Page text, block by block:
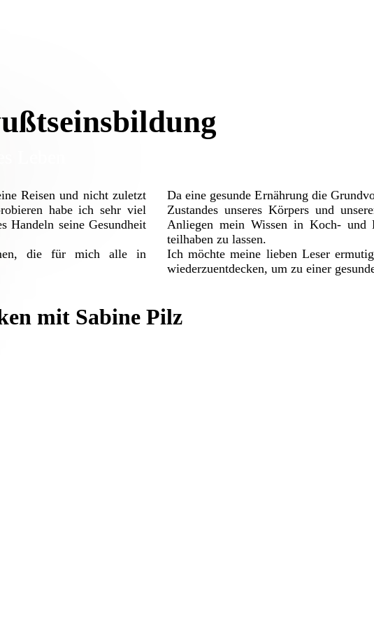
Reisen und nicht zuletzt
habe ich sehr viel
Handeln seine Gesundheit
die für mich alle in
Da eine gesunde Ernährung die
Zustandes unseres Körpers und
Anliegen mein Wissen in Koch- und
teilhaben zu lassen.
Ich möchte meine lieben Leser
wiederzuentdecken, um zu einer
mit Sabine Pilz